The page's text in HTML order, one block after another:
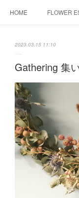
HOME FLOWER
INSTAGRAM
2023.03.15 11:10
Gathering 集